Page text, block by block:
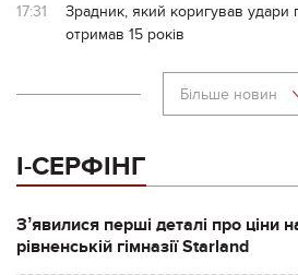
17:31
Зрадник, який коригував удари
отримав 15 років
Більше новин
І-СЕРФІНГ
Зʼявилися перші деталі про ціни
рівненській гімназії Starland